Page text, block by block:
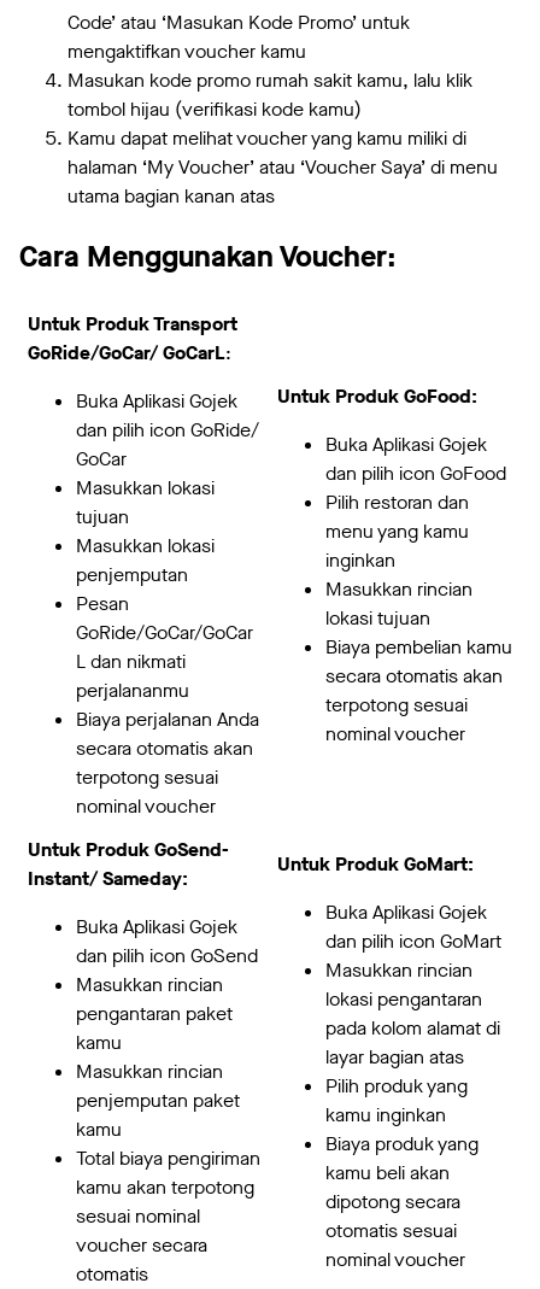
Code’ atau ‘Masukan Kode Promo’ untuk
mengaktifkan voucher kamu
Masukan kode promo rumah sakit kamu, lalu klik
tombol hijau (verifikasi kode kamu)
Kamu dapat melihat voucher yang kamu miliki di
halaman ‘My Voucher’ atau ‘Voucher Saya’ di menu
utama bagian kanan atas
Cara Menggunakan Voucher:
Untuk Produk Transport
GoRide/GoCar/ GoCarL:
Buka Aplikasi Gojek
dan pilih icon GoRide/
GoCar
Masukkan lokasi
tujuan
Masukkan lokasi
penjemputan
Pesan
GoRide/GoCar/GoCar
L dan nikmati
perjalananmu
Biaya perjalanan Anda
secara otomatis akan
terpotong sesuai
nominal voucher
Untuk Produk GoFood:
Buka Aplikasi Gojek
dan pilih icon GoFood
Pilih restoran dan
menu yang kamu
inginkan
Masukkan rincian
lokasi tujuan
Biaya pembelian kamu
secara otomatis akan
terpotong sesuai
nominal voucher
Untuk Produk GoSend-
Instant/ Sameday:
Buka Aplikasi Gojek
dan pilih icon GoSend
Masukkan rincian
pengantaran paket
kamu
Masukkan rincian
penjemputan paket
kamu
Total biaya pengiriman
kamu akan terpotong
sesuai nominal
voucher secara
otomatis
Untuk Produk GoMart:
Buka Aplikasi Gojek
dan pilih icon GoMart
Masukkan rincian
lokasi pengantaran
pada kolom alamat di
layar bagian atas
Pilih produk yang
kamu inginkan
Biaya produk yang
kamu beli akan
dipotong secara
otomatis sesuai
nominal voucher